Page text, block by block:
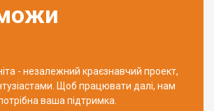
- незалежний краєзнавчий проект,
Щоб працювати далі, нам
ваша підтримка.